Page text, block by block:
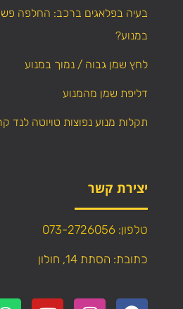
בעיה בפלאגים ברכב: החלפה
במנוע?
לחץ שמן גבוה / נמוך במנוע
דליפת שמן מהמנוע
תקלות מנוע נפוצות טויוטה לנד
יצירת קשר
טלפון: 073-2726056
כתובת: הסתת 14, חולון